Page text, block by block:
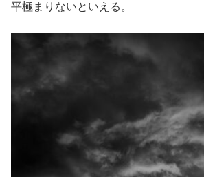
平極まりないといえる。